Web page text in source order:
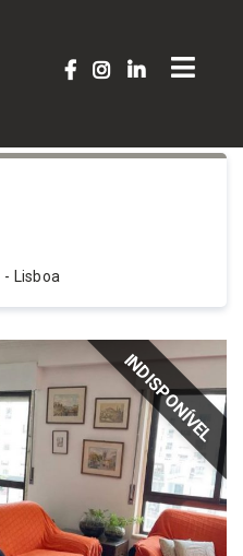
- Lisboa
INDISPONÍVEL